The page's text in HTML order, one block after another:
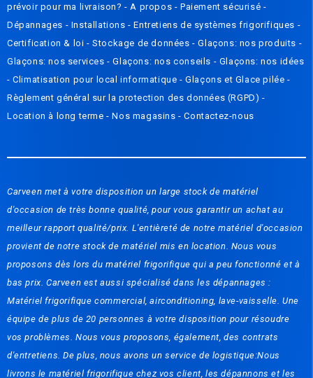
prévoir pour ma livraison? - A propos -Paiement sécurisé -
Dépannages - Installations-Entretiens de systèmes frigorifiques -
Certification & loi -Stockage de données-Glaçons: nos produits -
Glaçons: nos services-Glaçons: nos conseils - Glaçons: nos idées
-Climatisation pour local informatique-Glaçons et Glace pilée-
Règlement général sur la protection des données (RGPD)-
Location à long terme -Nos magasins-Contactez-nous
Carveen met à votre disposition un large stock de matériel
d'occasion de très bonne qualité, pour vous garantir un achat au
meilleur rapport qualité/prix. L'entièreté de notre matériel d'occasion
provient de notre stock de matériel mis en location. Nous vous
proposons dès lors du matériel frigorifique qui a peu fonctionné et à
bas prix. Carveen est aussi spécialisé dans les dépannages :
Matériel frigorifique commercial, airconditioning, lave-vaisselle. Une
équipe de plus de 20 personnes à votre disposition pour résoudre
vos problèmes. Nous vous proposons, également, des contrats
d'entretiens. De plus, nous avons un service de logistique:Nous
livrons le matériel frigorifique chez vos client, les dépannons et les